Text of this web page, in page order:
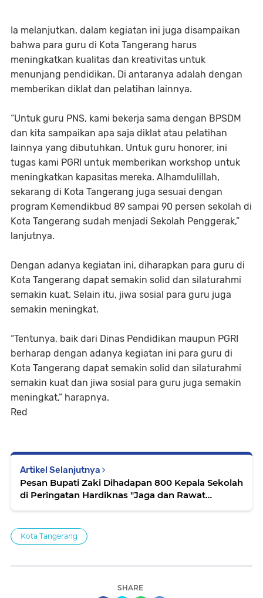
Ia melanjutkan, dalam kegiatan ini juga disampaikan
bahwa para guru di Kota Tangerang harus
meningkatkan kualitas dan kreativitas untuk
menunjang pendidikan. Di antaranya adalah dengan
memberikan diklat dan pelatihan lainnya.
“Untuk guru PNS, kami bekerja sama dengan BPSDM
dan kita sampaikan apa saja diklat atau pelatihan
lainnya yang dibutuhkan. Untuk guru honorer, ini
tugas kami PGRI untuk memberikan workshop untuk
meningkatkan kapasitas mereka. Alhamdulillah,
sekarang di Kota Tangerang juga sesuai dengan
program Kemendikbud 89 sampai 90 persen sekolah di
Kota Tangerang sudah menjadi Sekolah Penggerak,”
lanjutnya.
Dengan adanya kegiatan ini, diharapkan para guru di
Kota Tangerang dapat semakin solid dan silaturahmi
semakin kuat. Selain itu, jiwa sosial para guru juga
semakin meningkat.
“Tentunya, baik dari Dinas Pendidikan maupun PGRI
berharap dengan adanya kegiatan ini para guru di
Kota Tangerang dapat semakin solid dan silaturahmi
semakin kuat dan jiwa sosial para guru juga semakin
meningkat,” harapnya.
Red
Artikel Selanjutnya
Pesan Bupati Zaki Dihadapan 800 Kepala Sekolah
di Peringatan Hardiknas "Jaga dan Rawat
Kota Tangerang
SHARE